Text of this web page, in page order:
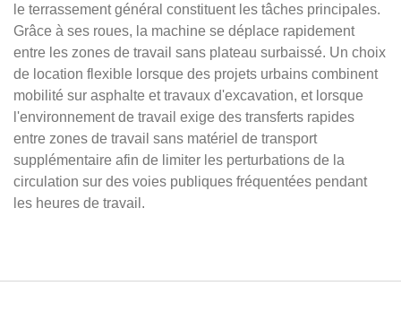
le terrassement général constituent les tâches principales.
Grâce à ses roues, la machine se déplace rapidement
entre les zones de travail sans plateau surbaissé. Un choix
de location flexible lorsque des projets urbains combinent
mobilité sur asphalte et travaux d'excavation, et lorsque
l'environnement de travail exige des transferts rapides
entre zones de travail sans matériel de transport
supplémentaire afin de limiter les perturbations de la
circulation sur des voies publiques fréquentées pendant
les heures de travail.